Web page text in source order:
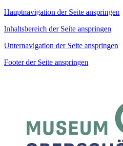
Hauptnavigation der Seite anspringen
Inhaltsbereich der Seite anspringen
Unternavigation der Seite anspringen
Footer der Seite anspringen